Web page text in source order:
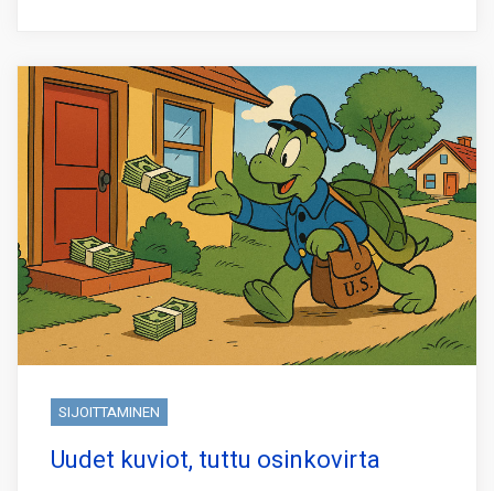
SIJOITTAMINEN
Uudet kuviot, tuttu osinkovirta